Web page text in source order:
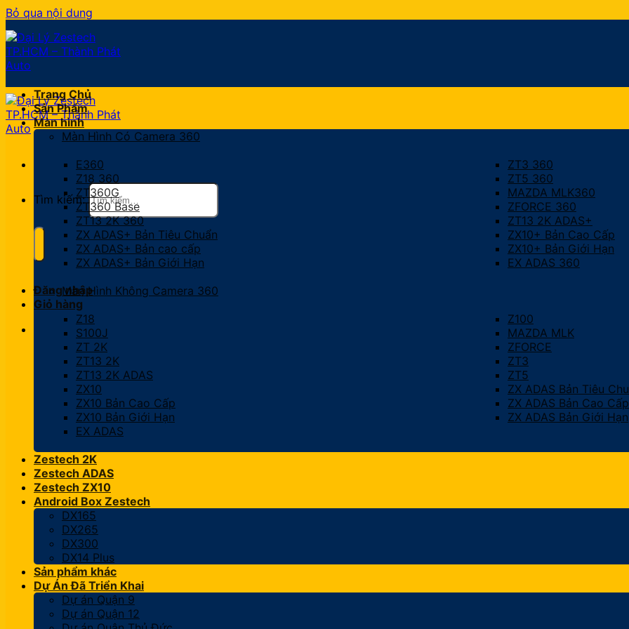
Bỏ qua nội dung
Tìm kiếm:
Đăng nhập
Giỏ hàng
Trang Chủ
Sản Phẩm
Màn hình
Màn Hình Có Camera 360
E360
ZT3 360
Z18 360
ZT5 360
ZT360G
MAZDA MLK360
ZT360 Base
ZFORCE 360
ZT13 2K 360
ZT13 2K ADAS+
ZX ADAS+ Bản Tiêu Chuẩn
ZX10+ Bản Cao Cấp
ZX ADAS+ Bản cao cấp
ZX10+ Bản Giới Hạn
ZX ADAS+ Bản Giới Hạn
EX ADAS 360
Màn Hình Không Camera 360
Z18
Z100
S100J
MAZDA MLK
ZT 2K
ZFORCE
ZT13 2K
ZT3
ZT13 2K ADAS
ZT5
ZX10
ZX ADAS Bản Tiêu
ZX10 Bản Cao Cấp
ZX ADAS Bản Cao Cấp
ZX10 Bản Giới Hạn
ZX ADAS Bản Giới Hạn
EX ADAS
Zestech 2K
Zestech ADAS
Zestech ZX10
Android Box Zestech
DX165
DX265
DX300
DX14 Plus
Sản phẩm khác
Dự Án Đã Triển Khai
Dự án Quận 9
Dự án Quận 12